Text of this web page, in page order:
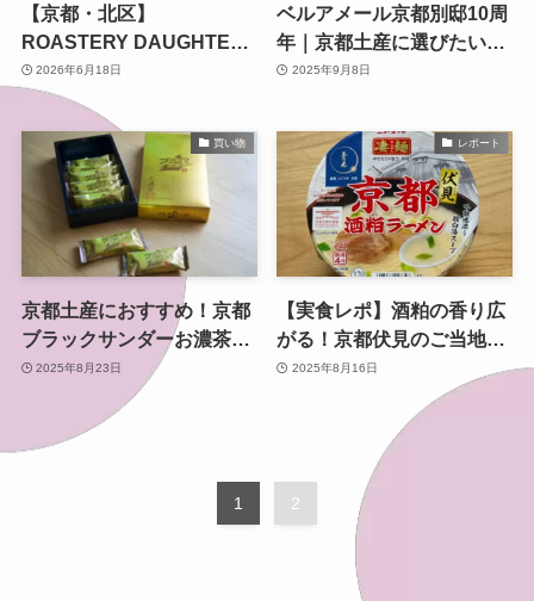
【京都・北区】
ROASTERY DAUGHTER /
ANTIQUES SONが移転オ
ープン 店内利用もできる
新店舗へ
2026年6月18日
ベルアメール京都別邸10周
年｜京都土産に選びたい新
作チョコ
2025年9月8日
買い物
京都土産におすすめ！京都
ブラックサンダーお濃茶を
実食レポ
2025年8月23日
レポート
【実食レポ】酒粕の香り広
がる！京都伏見のご当地カ
ップ麺「京都伏見酒粕ラー
2025年8月16日
1 2